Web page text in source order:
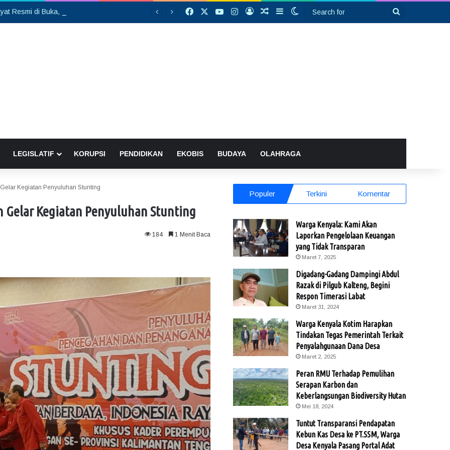
Facebook YouTubeInstagram
Log InRandom Article
SidebarSwitch skin
LEGISLATIF KORUPSI PENDIDIKAN EKOBIS BUDAYA OLAHRAGA
Kegiatan Penyuluhan Stunting
Gelar Kegiatan Penyuluhan Stunting
184 1 Menit Baca
Populer Terkini Komentar
Warga Kenyala: Kami Akan
Laporkan Pengelolaan Keuangan
yang Tidak Transparan
Maret 7, 2025
Digadang-Gadang Dampingi Abdul
Razak di Pilgub Kalteng, Begini
Respon Timerasi Labat
Maret 31, 2024
Warga Kenyala Kotim Harapkan
Tindakan Tegas Pemerintah Terkait
Penyalahgunaan Dana Desa
Maret 2, 2025
Peran RMU Terhadap Pemulihan
Serapan Karbon dan
Keberlangsungan Biodiversity Hutan
Mei 18, 2024
Tuntut Transparansi Pendapatan
Kebun Kas Desa ke PT.SSM, Warga
Desa Kenyala Pasang Portal Adat